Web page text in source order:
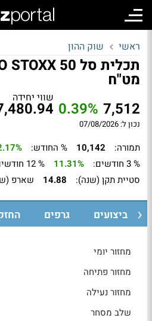
ראשי שוק ההון
מט"ח
7,512
0.39%
שווי יחידה
נכון ל: 07/08/2026
תמורה: 10,142 % החודש:
% 3 חודשים:
11.31% % 12 חודשים:
סטיית תקן (שנה):
14.88 שארפ
ביצועים גרפים
מחזור יומי
מחזור פתיחה
מחזור נעילה
שלב מסחר